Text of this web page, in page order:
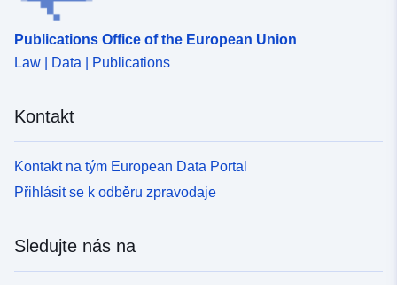
Publications Office of the European Union
Law | Data | Publications
Kontakt
Kontakt na tým European Data Portal
Přihlásit se k odběru zpravodaje
Sledujte nás na